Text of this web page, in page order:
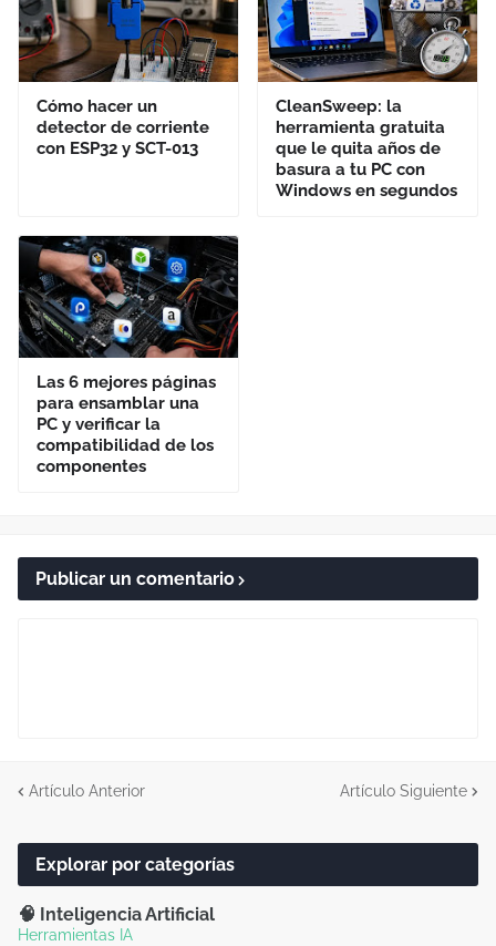
Cómo hacer un
detector de corriente
con ESP32 y SCT-013
CleanSweep: la
herramienta gratuita
que le quita años de
basura a tu PC con
Windows en segundos
Las 6 mejores páginas
para ensamblar una
PC y verificar la
compatibilidad de los
componentes
Publicar un comentario
Artículo Anterior Artículo Siguiente
Explorar por categorías
🧠 Inteligencia Artificial
Herramientas IA